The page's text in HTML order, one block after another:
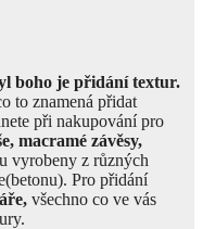
boho je přidání textur.
to znamená přidat
při nakupování pro
macramé závěsy,
vyrobeny z různých
Pro přidání
všechno co ve vás